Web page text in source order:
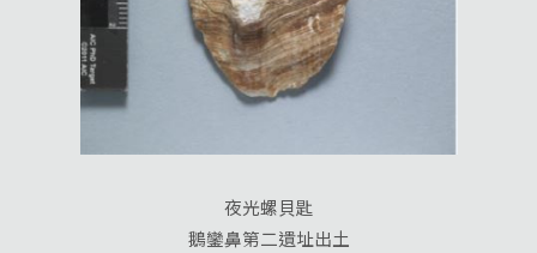
夜光螺貝匙
鵝鑾鼻第二遺址出土